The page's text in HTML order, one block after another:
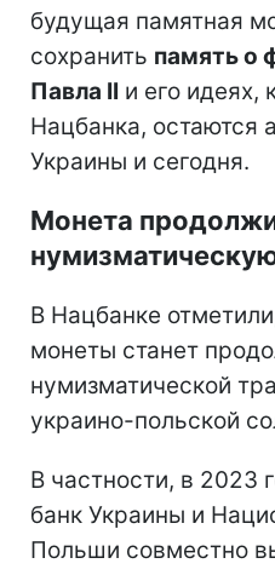
будущая памятная
сохранить память о
Павла II и его идеях,
Нацбанка, остаются
Украины и сегодня.
Монета
В Нацбанке
монеты станет
нумизматической
украино-польской
В частности, в 2023
банк Украины и
Польши совместно